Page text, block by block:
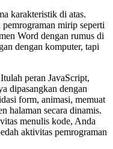
karakteristik di atas.
mirip seperti
Word dengan rumus di
dengan komputer, tapi
peran JavaScript,
dipasangkan dengan
form, animasi, memuat
halaman secara dinamis.
menulis kode, Anda
aktivitas pemrograman